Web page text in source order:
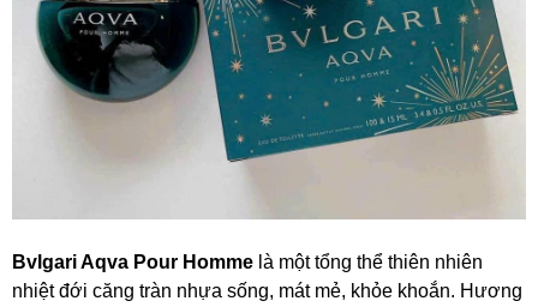
Bvlgari Aqva Pour Homme là một tổng thể thiên nhiên
nhiệt đới căng tràn nhựa sống, mát mẻ, khỏe khoắn. Hương